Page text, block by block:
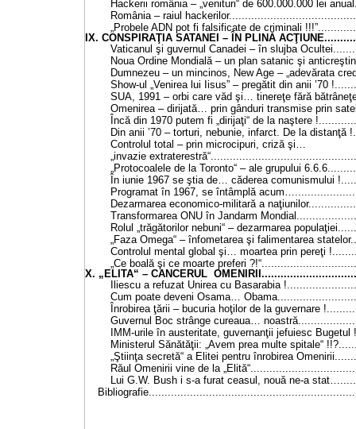
Hackerii românia – „venituri“ de 600.000.000 lei
România – raiul
„Probele ADN pot fi falsificate de criminali
IX. CONSPIRAŢIA SATANEI – ÎN PLINĂ
Vaticanul şi guvernul Canadei – în slujba
Noua Ordine Mondială – un plan satanic şi
Dumnezeu – un mincinos, New Age – „adevărata
Show-ul „Venirea lui Iisus” – pregătit din anii ’70 !
SUA, 1991 – orbi care văd şi… tinereţe fără
Omenirea – dirijată… prin gânduri transmise prin
Încă din 1970 putem fi „dirijaţi“ de la naştere
Din anii ’70 –torturi, nebunie, infarct. De la distanţă
Controlul total – prin microcipuri, criză şi…
„invazie
„Protocoalele de la Toronto“ – ale grupului
În iunie 1967 se ştia de… căderea comunismului
Programat în 1967, se întâmplă
Dezarmarea economico-militară a
Transformarea ONU în Jandarm
Rolul „trăgătorilor nebuni“ – dezarmarea
„Faza Omega“ – înfometarea şi falimentarea
Controlul mental global şi… moartea prin pereţi
„Ce boală şi ce moarte preferi
X. „ELITA“ – CANCERUL
Iliescu a refuzat Unirea cu Basarabia
Cum poate deveni Osama…
Înrobirea ţării – bucuria hoţilor de la guvernare
Guvernul Boc strânge cureaua…
IMM-urile în austeritate, guvernanţii jefuiesc
Ministerul Sănătăţii: „Avem prea multe spitale“
„Ştiinţa secretă“ a Elitei pentru înrobirea
Răul Omenirii vine de la
Lui G.W. Bush i s-a furat ceasul, nouă ne-a